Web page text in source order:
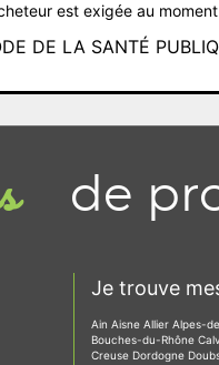
est exigée au
DE LA SANTÉ
de
Je trouve
Ain Aisne Allier Alpes-
Bouches-du-Rhône
Creuse Dordogne